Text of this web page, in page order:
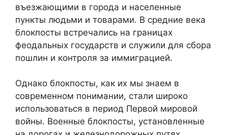
въезжающими в города и населенные
пункты людьми и товарами. В средние века
блокпосты встречались на границах
феодальных государств и служили для сбора
пошлин и контроля за иммиграцией.
Однако блокпосты, как их мы знаем в
современном понимании, стали широко
использоваться в период Первой мировой
войны. Военные блокпосты, установленные